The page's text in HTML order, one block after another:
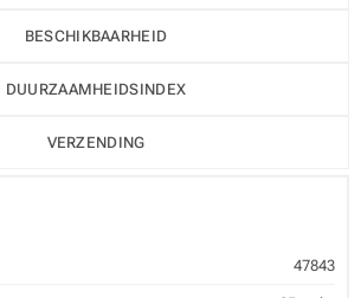
BESCHIKBAARHEID
DUURZAAMHEIDSINDEX
VERZENDING
47843